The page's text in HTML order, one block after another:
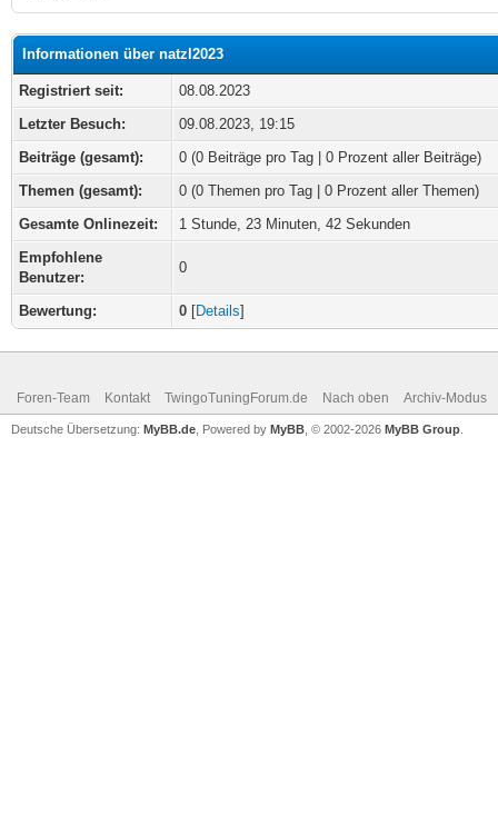
Informationen über natzl2023
Registriert seit:
08.08.2023
Letzter Besuch:
09.08.2023, 19:15
Beiträge (gesamt):
0 (0 Beiträge pro Tag | 0 Prozent aller Beiträge)
Themen (gesamt):
0 (0 Themen pro Tag | 0 Prozent aller Themen)
Gesamte Onlinezeit:
1 Stunde, 23 Minuten, 42 Sekunden
Empfohlene
Benutzer:
0
Bewertung: 0 [Details]
Foren-Team Kontakt TwingoTuningForum.de Nach oben Archiv-Modus
Deutsche Übersetzung: MyBB.de , Powered by MyBB , © 2002-2026 MyBB Group